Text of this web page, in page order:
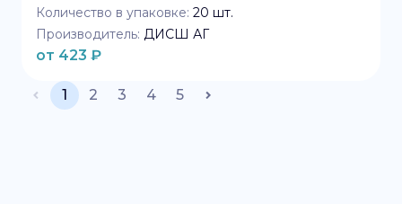
Количество в упаковке: 20 шт.
Производитель: ДИСШ АГ
от 423 ₽
1 2 3 4 5